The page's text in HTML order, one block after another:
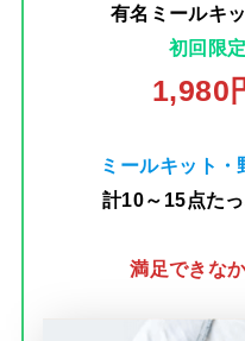
有名ミールキ
初回限
1,980
ミールキット
計10～15点た
満足できな